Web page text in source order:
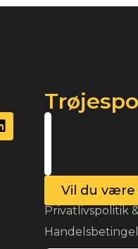
Vil du være
Privatlivspolitik